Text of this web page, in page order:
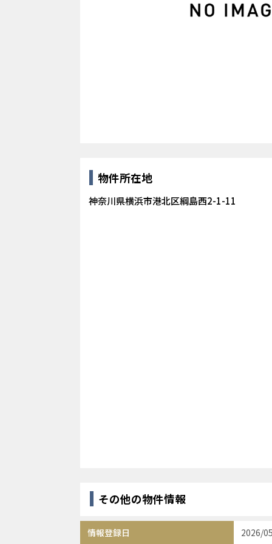
物件所在地
神奈川県横浜市港北区綱島西2-1-11
その他の物件情報
情報登録日 2026/